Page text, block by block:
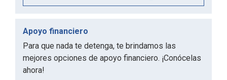
Apoyo financiero
Para que nada te detenga, te brindamos las
mejores opciones de apoyo financiero. ¡Conócelas
ahora!